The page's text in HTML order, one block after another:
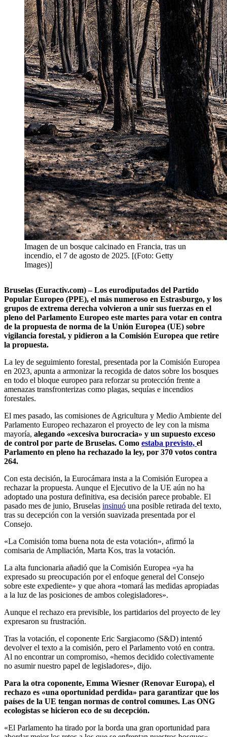
Imagen de un bosque calcinado en Francia, tras un
incendio, el 7 de agosto de 2025. [(Foto: Getty
Images)]
Bruselas (Euractiv.com) – Los eurodiputados del Partido
Popular Europeo (PPE), el más numeroso en Estrasburgo, y los
grupos de extrema derecha volvieron a unir sus fuerzas en el
pleno del Parlamento Europeo este martes para votar en contra
de la propuesta de norma de la Unión Europea (UE) sobre
vigilancia forestal, y pidieron a la Comisión Europea que retire
la propuesta.
La ley de seguimiento forestal, presentada por la Comisión Europea
en 2023, apunta a armonizar la recogida de datos sobre los bosques
en todo el bloque europeo para reforzar su protección frente a
amenazas transfronterizas como plagas, sequías e incendios
forestales.
El mes pasado, las comisiones de Agricultura y Medio Ambiente del
Parlamento Europeo rechazaron el proyecto de ley con la misma
mayoría, alegando «excesiva burocracia» y un supuesto exceso
de control por parte de Bruselas. Como estaba previsto, el
Parlamento en pleno ha rechazado la ley, por 370 votos contra
264.
Con esta decisión, la Eurocámara insta a la Comisión Europea a
rechazar la propuesta. Aunque el Ejecutivo de la UE aún no ha
adoptado una postura definitiva, esa decisión parece probable. El
pasado mes de junio, Bruselas insinuó una posible retirada del texto,
tras su decepción con la versión suavizada presentada por el
Consejo.
«La Comisión toma buena nota de esta votación», afirmó la
comisaria de Ampliación, Marta Kos, tras la votación.
La alta funcionaria añadió que la Comisión Europea «ya ha
expresado su preocupación por el enfoque general del Consejo
sobre este expediente» y que ahora «tomará las medidas apropiadas
a la luz de las posiciones de ambos colegisladores».
Aunque el rechazo era previsible, los partidarios del proyecto de ley
expresaron su frustración.
Tras la votación, el coponente Eric Sargiacomo (S&D) intentó
devolver el texto a la comisión, pero el Parlamento votó en contra.
Al no encontrar un compromiso, «hemos decidido colectivamente
no asumir nuestro papel de legisladores», dijo.
Para la otra coponente, Emma Wiesner (Renovar Europa), el
rechazo es «una oportunidad perdida» para garantizar que los
países de la UE tengan normas de control comunes. Las ONG
ecologistas se hicieron eco de su decepción.
«El Parlamento ha tirado por la borda una gran oportunidad para